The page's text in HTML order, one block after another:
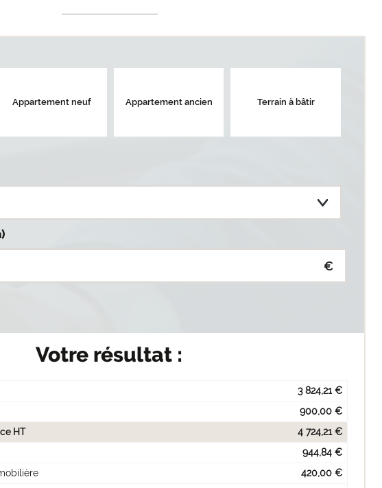
Appartement neuf Appartement ancien Terrain à bâtir
€
Votre résultat :
3 824,21 €
900,00 €
HT
4 724,21 €
944,84 €
420,00 €